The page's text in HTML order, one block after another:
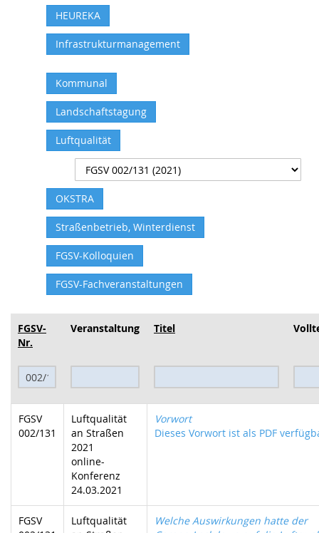
HEUREKA
Infrastrukturmanagement
Kommunal
Landschaftstagung
Luftqualität
OKSTRA
Straßenbetrieb, Winterdienst
FGSV-Kolloquien
FGSV-Fachveranstaltungen
FGSV-
Nr.
Veranstaltung Titel
FGSV
002/131
Luftqualität
an Straßen
2021
online-
Konferenz
24.03.2021
Vorwort
Dieses Vorwort ist als PDF
FGSV
Luftqualität
Welche Auswirkungen hatte der